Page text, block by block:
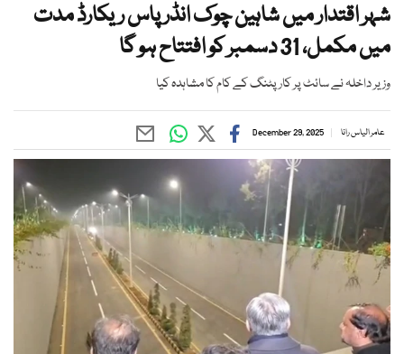
شہر اقتدار میں شاہین چوک انڈر پاس ریکارڈ مدت
میں مکمل، 31 دسمبر کو افتتاح ہو گا
وزیر داخلہ نے سائٹ پر کارپٹنگ کے کام کا مشاہدہ کیا
عامر الیاس رانا December 29, 2025